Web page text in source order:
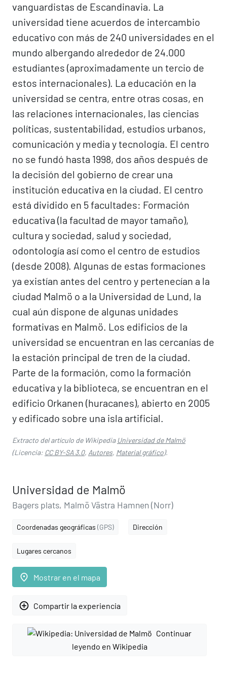
vanguardistas de Escandinavia. La
universidad tiene acuerdos de intercambio
educativo con más de 240 universidades en el
mundo albergando alrededor de 24.000
estudiantes (aproximadamente un tercio de
estos internacionales). La educación en la
universidad se centra, entre otras cosas, en
las relaciones internacionales, las ciencias
políticas, sustentabilidad, estudios urbanos,
comunicación y media y tecnología. El centro
no se fundó hasta 1998, dos años después de
la decisión del gobierno de crear una
institución educativa en la ciudad. El centro
está dividido en 5 facultades: Formación
educativa (la facultad de mayor tamaño),
cultura y sociedad, salud y sociedad,
odontología así como el centro de estudios
(desde 2008). Algunas de estas formaciones
ya existían antes del centro y pertenecían a la
ciudad Malmö o a la Universidad de Lund, la
cual aún dispone de algunas unidades
formativas en Malmö. Los edificios de la
universidad se encuentran en las cercanías de
la estación principal de tren de la ciudad.
Parte de la formación, como la formación
educativa y la biblioteca, se encuentran en el
edificio Orkanen (huracanes), abierto en 2005
y edificado sobre una isla artificial.
Extracto del artículo de Wikipedia Universidad de Malmö
(Licencia: CC BY-SA 3.0, Autores, Material gráfico).
Universidad de Malmö
Bagers plats, Malmö Västra Hamnen (Norr)
Coordenadas geográficas (GPS) Dirección
Lugares cercanos
place Mostrar en el mapa
add_circle_outline Compartir la experiencia
Continuar
leyendo en Wikipedia